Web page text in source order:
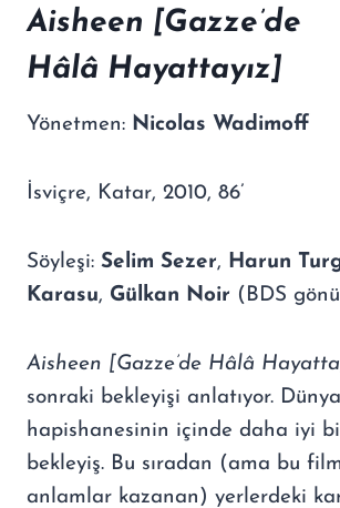
Aisheen [Gazze’de
Hâlâ Hayattayız]
Yönetmen: Nicolas Wadimoff
İsviçre, Katar, 2010, 86’
Söyleşi: Selim Sezer, Harun
Karasu, Gülkan Noir (BDS
Aisheen [Gazzede Hâlâ
sonraki bekleyişi anlatıyor.
hapishanesinin içinde daha iyi
bekleyiş. Bu sıradan (ama bu
anlamlar kazanan) yerlerdeki